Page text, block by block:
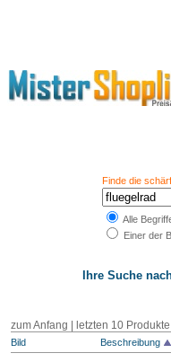
Finde die
Alle
Einer der
Ihre Suche
zum Anfang letzten 10 Produkte
Bild Beschreibung